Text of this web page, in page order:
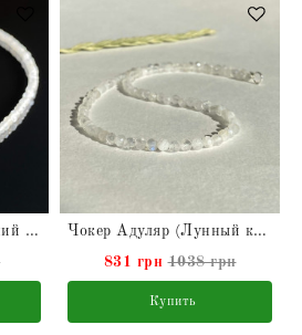
Чокер Адуляр (Місячний камінь) натуральный
Чокер Адуляр (Лунный камень) натуральный
831 грн 1038 грн
Купить